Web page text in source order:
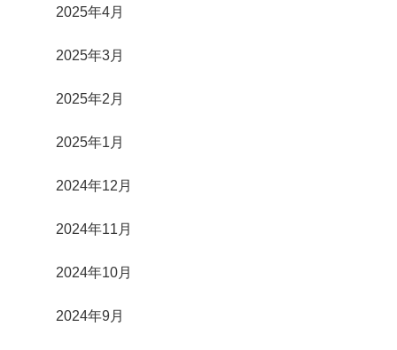
2025年4月
2025年3月
2025年2月
2025年1月
2024年12月
2024年11月
2024年10月
2024年9月